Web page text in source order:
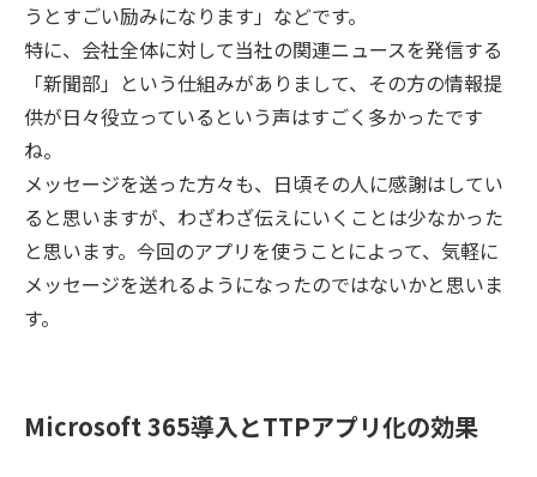
うとすごい励みになります」などです。
特に、会社全体に対して当社の関連ニュースを発信する
「新聞部」という仕組みがありまして、その方の情報提
供が日々役立っているという声はすごく多かったです
ね。
メッセージを送った方々も、日頃その人に感謝はしてい
ると思いますが、わざわざ伝えにいくことは少なかった
と思います。今回のアプリを使うことによって、気軽に
メッセージを送れるようになったのではないかと思いま
す。
Microsoft 365導入とTTPアプリ化の効果